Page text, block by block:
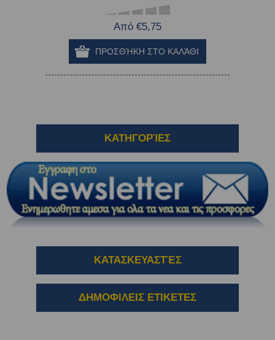
Από €5,75
ΚΑΤΗΓΟΡΊΕΣ
ΚΑΤΑΣΚΕΥΑΣΤΈΣ
ΔΗΜΟΦΙΛΕΙΣ ΕΤΙΚΕΤΕΣ